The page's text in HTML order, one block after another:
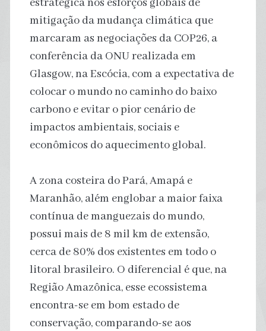
estratégica nos esforços globais de
mitigação da mudança climática que
marcaram as negociações da COP26, a
conferência da ONU realizada em
Glasgow, na Escócia, com a expectativa de
colocar o mundo no caminho do baixo
carbono e evitar o pior cenário de
impactos ambientais, sociais e
econômicos do aquecimento global.
A zona costeira do Pará, Amapá e
Maranhão, além englobar a maior faixa
contínua de manguezais do mundo,
possui mais de 8 mil km de extensão,
cerca de 80% dos existentes em todo o
litoral brasileiro. O diferencial é que, na
Região Amazônica, esse ecossistema
encontra-se em bom estado de
conservação, comparando-se aos